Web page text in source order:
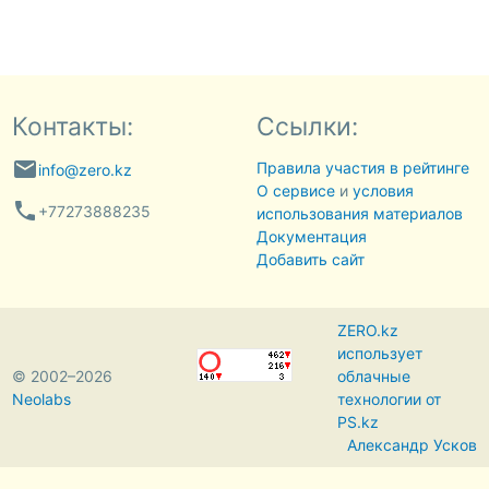
Контакты:
emailinfo@zero.kz
phone +77273888235
Ссылки:
Правила участия в рейтинге
О сервисеи условия
использования материалов
Документация
Добавить сайт
© 2002–2026
Neolabs
ZERO.kz
использует
облачные
технологии от
PS.kz
Александр Усков